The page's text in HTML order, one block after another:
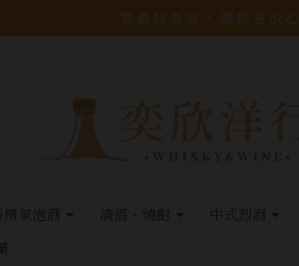
買酒找奕欣，讓您更放心
檳氣泡酒 清酒、燒酎 中式烈酒